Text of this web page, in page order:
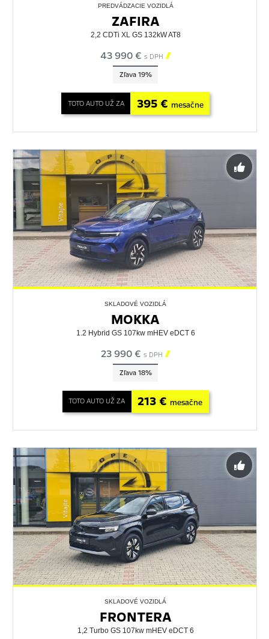
PREDVÁDZACIE VOZIDLÁ
ZAFIRA
2,2 CDTi XL GS 132kW AT8
43 990 € s DPH 
Zľava 19%
TOTO AUTO UŽ ZA 395 € mesačne
SKLADOVÉ VOZIDLÁ
MOKKA
1.2 Hybrid GS 107kw mHEV eDCT 6
23 990 € s DPH 
Zľava 18%
TOTO AUTO UŽ ZA 213 € mesačne
SKLADOVÉ VOZIDLÁ
FRONTERA
1,2 Turbo GS 107kw mHEV eDCT 6